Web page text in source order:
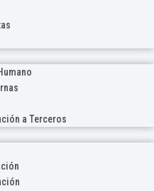
a Terceros